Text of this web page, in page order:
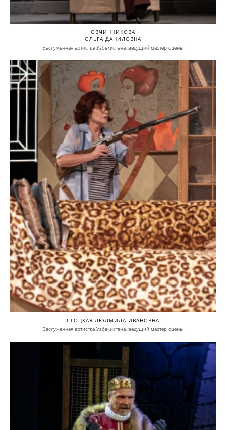
ОВЧИННИКОВА
ОЛЬГА ДАНИЛОВНА
Заслуженная артистка Узбекистана, ведущий мастер сцены
СТОЦКАЯ ЛЮДМИЛА ИВАНОВНА
Заслуженная артистка Узбекистана, ведущий мастер сцены